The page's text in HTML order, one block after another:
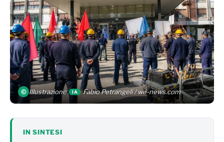
© Illustrazione IA Fabio Petrangeli / we-news.com
IN SINTESI